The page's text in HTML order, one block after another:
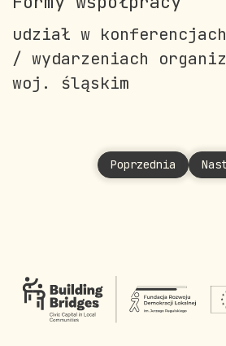
udział w
/ wydarzeniach
woj. śląskim
Poprzednia strona:
Poprzednia